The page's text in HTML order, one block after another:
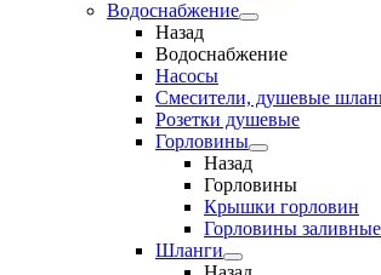
Водоснабжение
Назад
Водоснабжение
Насосы
Смесители, душевые
Розетки душевые
Горловины
Назад
Горловины
Крышки горловин
Горловины заливные
Шланги